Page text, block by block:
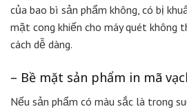
của bao bì sản phẩm không, có bị
mặt cong khiến cho máy quét không
cách dễ dàng.
– Bề mặt sản phẩm in mã
Nếu sản phẩm có màu sắc là trong